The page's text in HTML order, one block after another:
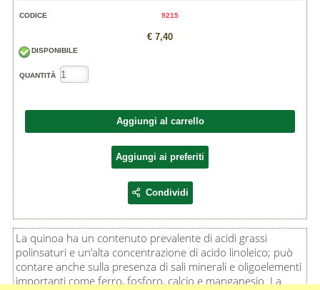
CODICE 9215
€ 7,40
DISPONIBILE
QUANTITÀ
Aggiungi al carrello
Aggiungi ai preferiti
Condividi
La quinoa ha un contenuto prevalente di acidi grassi
polinsaturi e un’alta concentrazione di acido linoleico; può
contare anche sulla presenza di sali minerali e oligoelementi
importanti come ferro, fosforo, calcio e manganesio. La